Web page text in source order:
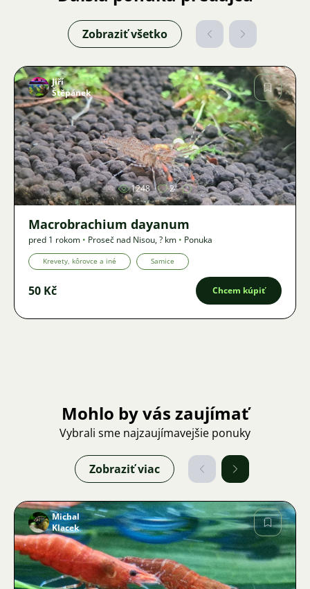
Zobraziť všetko
Obrázok
Jiří
Štěpánek
1248 2
Macrobrachium dayanum
pred 1 rokom • Proseč nad Nisou,? km • Ponuka
Krevety, kôrovce a iné Samice
50 Kč Chcem kúpiť
Mohlo by vás zaujímať
Vybrali sme najzaujímavejšie ponuky
Zobraziť viac
Obrázok
Michal
Klacek